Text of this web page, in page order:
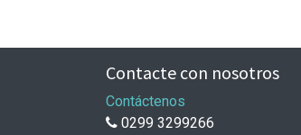
Contacte con nosotros
Contáctenos
0299 3299266